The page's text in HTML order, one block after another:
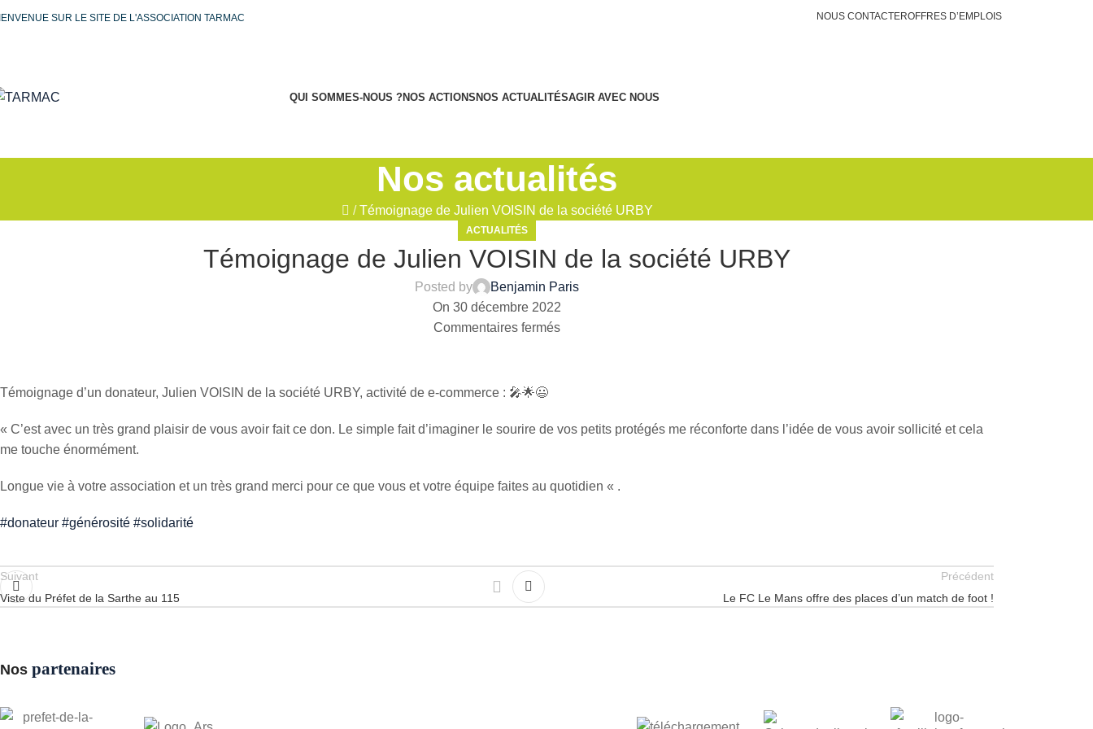
SUR LE SITE DE L'ASSOCIATION TARMAC NOUS CONTACTEROFFRES D’EMPLOIS
QUI SOMMES-NOUS ?NOS ACTIONSNOS ACTUALITÉSAGIR AVEC NOUS
Nos actualités
/Témoignage de Julien VOISIN de la société URBY
ACTUALITÉS
Témoignage de Julien VOISIN de la société URBY
Posted by
Benjamin Paris
On 30 décembre 2022
Commentaires fermés
Témoignage d’un donateur, Julien VOISIN de la société URBY, activité de e-commerce : 🎤🌟😃
« C’est avec un très grand plaisir de vous avoir fait ce don. Le simple fait d’imaginer le sourire de vos petits protégés me réconforte dans l’idée de vous avoir sollicité et cela
me touche énormément.
Longue vie à votre association et un très grand merci pour ce que vous et votre équipe faites au quotidien « .
#donateur #générosité #solidarité
Suivant
Viste du Préfet de la Sarthe au 115
Précédent
Le FC Le Mans offre des places d’un match de foot !
Nos partenaires